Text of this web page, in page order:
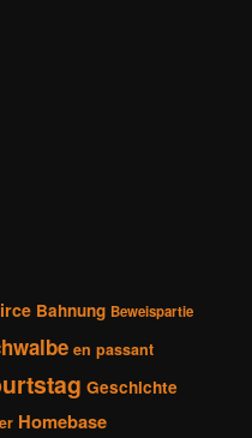
Bahnung Beweispartie
en passant
Geschichte
Homebase